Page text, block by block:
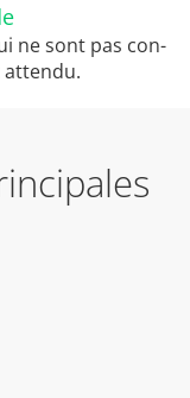
ne sont pas con-